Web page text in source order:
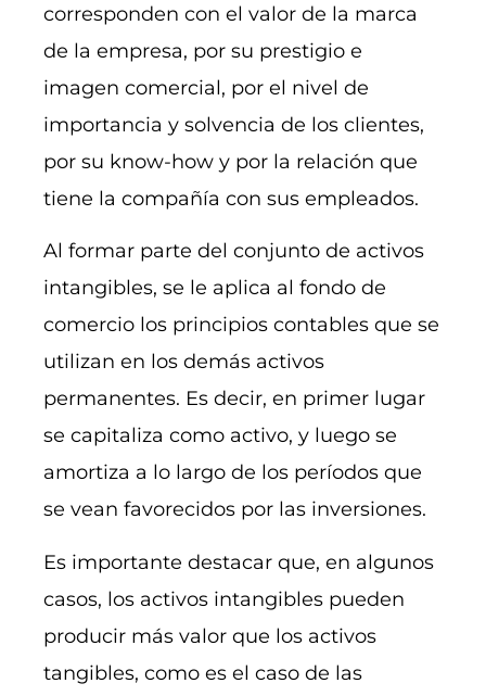
corresponden con el valor de la marca
de la empresa, por su prestigio e
imagen comercial, por el nivel de
importancia y solvencia de los clientes,
por su know-how y por la relación que
tiene la compañía con sus empleados.
Al formar parte del conjunto de activos
intangibles, se le aplica al fondo de
comercio los principios contables que se
utilizan en los demás activos
permanentes. Es decir, en primer lugar
se capitaliza como activo, y luego se
amortiza a lo largo de los períodos que
se vean favorecidos por las inversiones.
Es importante destacar que, en algunos
casos, los activos intangibles pueden
producir más valor que los activos
tangibles, como es el caso de las